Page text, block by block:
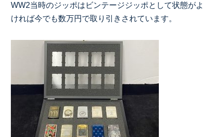
WW2当時のジッポはビンテージジッポとして状態がよ
ければ今でも数万円で取り引きされています。